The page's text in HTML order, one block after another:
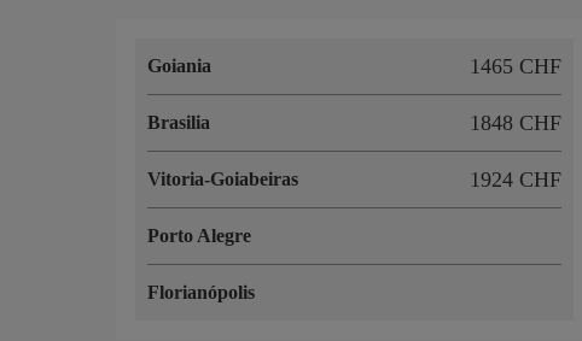
Goiania 1465 CHF
Brasilia 1848 CHF
Vitoria-Goiabeiras 1924 CHF
Porto Alegre
Florianópolis